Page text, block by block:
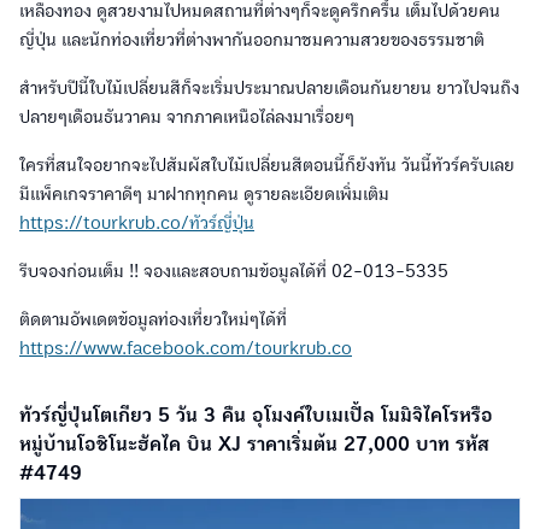
เหลืองทอง ดูสวยงามไปหมดสถานที่ต่างๆก็จะดูครึกครื้น เต็มไปด้วยคน
ญี่ปุ่น และนักท่องเที่ยวที่ต่างพากันออกมาชมความสวยของธรรมชาติ
สำหรับปีนี้ใบไม้เปลี่ยนสีก็จะเริ่มประมาณปลายเดือนกันยายน ยาวไปจนถึง
ปลายๆเดือนธันวาคม จากภาคเหนือไล่ลงมาเรื่อยๆ
ใครที่สนใจอยากจะไปสัมผัสใบไม้เปลี่ยนสีตอนนี้ก็ยังทัน วันนี้ทัวร์ครับเลย
มีแพ็คเกจราคาดีๆ มาฝากทุกคน ดูรายละเอียดเพิ่มเติม
https://tourkrub.co/ทัวร์ญี่ปุ่น
รีบจองก่อนเต็ม !! จองและสอบถามข้อมูลได้ที่ 02-013-5335
ติดตามอัพเดตข้อมูลท่องเที่ยวใหม่ๆได้ที่
https://www.facebook.com/tourkrub.co
ทัวร์ญี่ปุ่นโตเกียว 5 วัน 3 คืน อุโมงค์ใบเมเปิ้ล โมมิจิไคโรหรือ
หมู่บ้านโอชิโนะฮัคไค บิน XJ ราคาเริ่มต้น 27,000 บาท รหัส
#4749